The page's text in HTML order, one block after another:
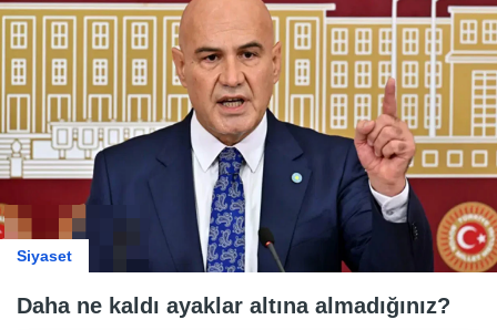
Siyaset
Daha ne kaldı ayaklar altına almadığınız?